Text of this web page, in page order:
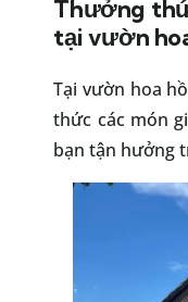
Thưởng
tại vườn
Tại vườn hoa
thức các món
bạn tận hưởng